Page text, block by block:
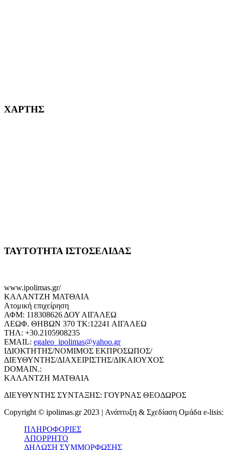
ΧΑΡΤΗΣ
ΤΑΥΤΟΤΗΤΑ ΙΣΤΟΣΕΛΙΔΑΣ
www.ipolimas.gr/
ΚΑΛΑΝΤΖΗ ΜΑΤΘΑΙΑ
Ατομική επιχείρηση
ΑΦΜ: 118308626 ΔΟΥ ΑΙΓΑΛΕΩ
ΛΕΩΦ. ΘΗΒΩΝ 370 ΤΚ:12241 ΑΙΓΑΛΕΩ
ΤΗΛ: +30.2105908235
EMAIL: egaleo_ipolimas@yahoo.gr
ΙΔΙΟΚΤΗΤΗΣ/ΝΟΜΙΜΟΣ ΕΚΠΡΟΣΩΠΟΣ/
ΔΙΕΥΘΥΝΤΗΣ/ΔΙΑΧΕΙΡΙΣΤΗΣ/ΔΙΚΑΙΟΥΧΟΣ
DOMAIN.:
ΚΑΛΑΝΤΖΗ ΜΑΤΘΑΙΑ
ΔΙΕΥΘΥΝΤΗΣ ΣΥΝΤΑΞΗΣ: ΓΟΥΡΝΑΣ ΘΕΟΔΩΡΟΣ
Copyright © ipolimas.gr 2023 | Ανάπτυξη & Σχεδίαση Ομάδα e-lisis:
ΠΛΗΡΟΦΟΡΙΕΣ
ΑΠΟΡΡΗΤΟ
ΔΗΛΩΣΗ ΣΥΜΜΟΡΦΩΣΗΣ